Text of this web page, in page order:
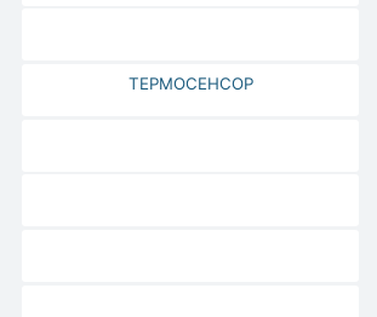
ТЕРМОСЕНСОР